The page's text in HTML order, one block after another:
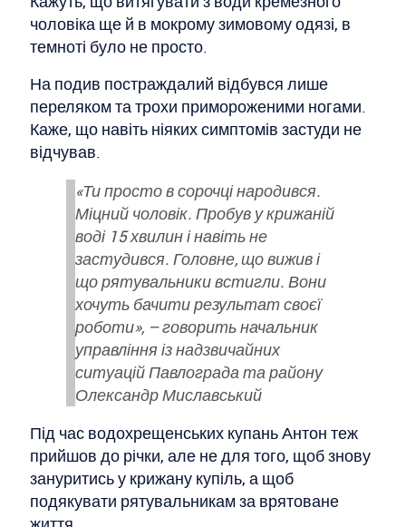
чоловіка ще й в мокрому зимовому одязі, в
темноті було не просто.
На подив постраждалий відбувся лише
переляком та трохи примороженими ногами.
Каже, що навіть ніяких симптомів застуди не
відчував.
«Ти просто в сорочці народився.
Міцний чоловік. Пробув у крижаній
воді 15 хвилин і навіть не
застудився. Головне, що вижив і
що рятувальники встигли. Вони
хочуть бачити результат своєї
роботи», – говорить начальник
управління із надзвичайних
ситуацій Павлограда та району
Олександр Миславський
Під час водохрещенських купань Антон теж
прийшов до річки, але не для того, щоб знову
зануритись у крижану купіль, а щоб
подякувати рятувальникам за врятоване